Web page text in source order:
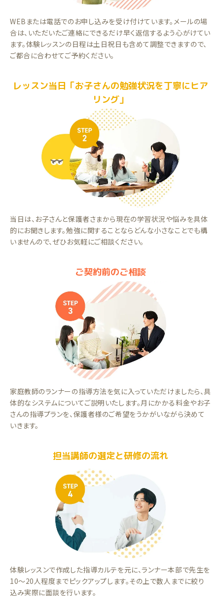
WEBまたは電話でのお申し込みを受け付けています。メールの場
合は、いただいたご連絡にできるだけ早く返信するよう心がけてい
ます。体験レッスンの日程は土日祝日も含めて調整できますので、
ご都合に合わせてご予約ください。
レッスン当日「お子さんの勉強状況を丁寧にヒア
リング」
当日は、お子さんと保護者さまから現在の学習状況や悩みを具体
的にお聞きします。勉強に関することならどんな小さなことでも構
いませんので、ぜひお気軽にご相談ください。
ご契約前のご相談
家庭教師のランナーの指導方法を気に入っていただけましたら、具
体的なシステムについてご説明いたします。月にかかる料金やお子
さんの指導プランを、保護者様のご希望をうかがいながら決めて
いきます。
担当講師の選定と研修の流れ
体験レッスンで作成した指導カルテを元に、ランナー本部で先生を
10～20人程度までピックアップします。その上で数人までに絞り
込み実際に面談を行います。